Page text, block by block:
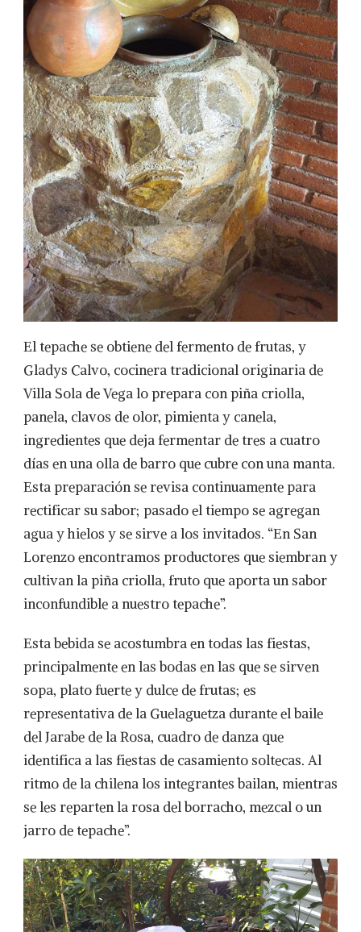
El tepache se obtiene del fermento de frutas, y
Gladys Calvo, cocinera tradicional originaria de
Villa Sola de Vega lo prepara con piña criolla,
panela, clavos de olor, pimienta y canela,
ingredientes que deja fermentar de tres a cuatro
días en una olla de barro que cubre con una manta.
Esta preparación se revisa continuamente para
rectificar su sabor; pasado el tiempo se agregan
agua y hielos y se sirve a los invitados. “En San
Lorenzo encontramos productores que siembran y
cultivan la piña criolla, fruto que aporta un sabor
inconfundible a nuestro tepache”.
Esta bebida se acostumbra en todas las fiestas,
principalmente en las bodas en las que se sirven
sopa, plato fuerte y dulce de frutas; es
representativa de la Guelaguetza durante el baile
del Jarabe de la Rosa, cuadro de danza que
identifica a las fiestas de casamiento soltecas. Al
ritmo de la chilena los integrantes bailan, mientras
se les reparten la rosa del borracho, mezcal o un
jarro de tepache”.